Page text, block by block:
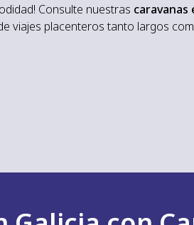
Consulte nuestras caravanas
viajes placenteros tanto largos